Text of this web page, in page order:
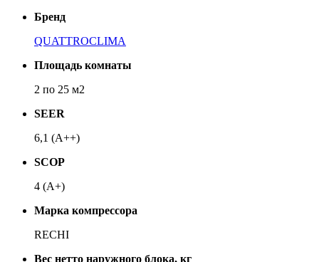
Бренд
QUATTROCLIMA
Площадь комнаты
2 по 25 м2
SEER
6,1 (A++)
SCOP
4 (A+)
Марка компрессора
RECHI
Вес нетто наружного блока, кг